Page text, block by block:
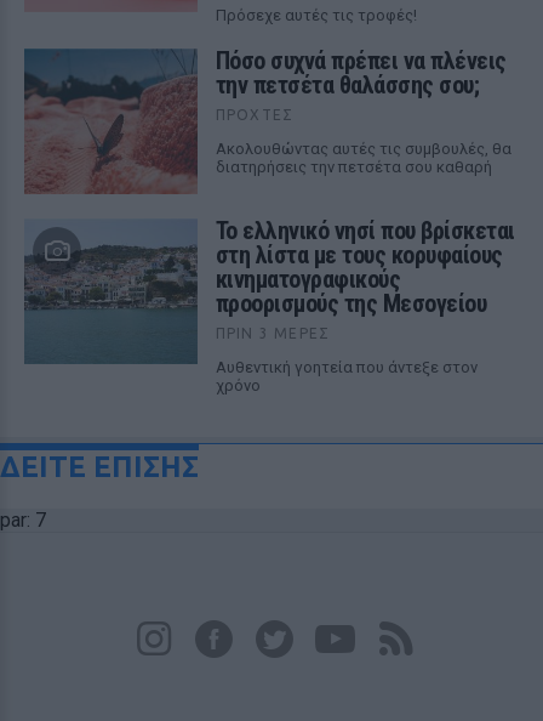
Πρόσεχε αυτές τις τροφές!
Πόσο συχνά πρέπει να πλένεις
την πετσέτα θαλάσσης σου;
ΠΡΟΧΤΈΣ
Ακολουθώντας αυτές τις συμβουλές, θα
διατηρήσεις την πετσέτα σου καθαρή
Το ελληνικό νησί που βρίσκεται
στη λίστα με τους κορυφαίους
κινηματογραφικούς
προορισμούς της Μεσογείου
ΠΡΙΝ 3 ΜΈΡΕΣ
Αυθεντική γοητεία που άντεξε στον
χρόνο
ΔΕΙΤΕ ΕΠΙΣΗΣ
par: 7